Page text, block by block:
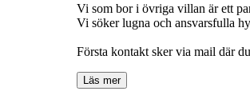
Vi som bor i övriga villan är ett
Vi söker lugna och ansvarsfulla
Första kontakt sker via mail där
Läs mer